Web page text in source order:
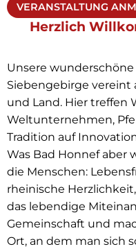
VERANSTALTUNG
Herzlich
Unsere
Siebengebirge vereint
und Land. Hier treffen
Weltunternehmen,
Tradition auf
Was Bad Honnef aber
die Menschen:
rheinische
das lebendige
Gemeinschaft und
Ort, an dem man sich